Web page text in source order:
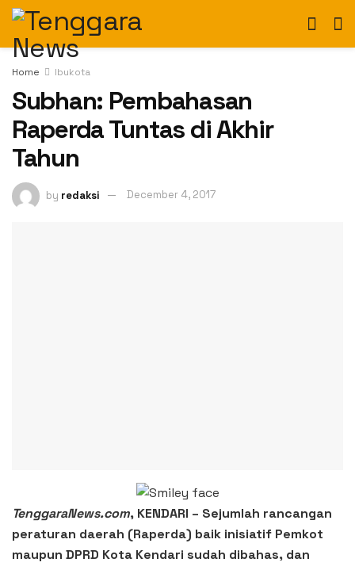
Home Ibukota
Subhan: Pembahasan
Raperda Tuntas di Akhir
Tahun
by redaksi December 4, 2017
TenggaraNews.com, KENDARI – Sejumlah rancangan
peraturan daerah (Raperda) baik inisiatif Pemkot
maupun DPRD Kota Kendari sudah dibahas, dan